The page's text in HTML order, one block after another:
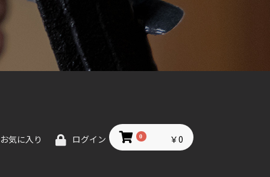
お気に入り ログイン 0 ￥0